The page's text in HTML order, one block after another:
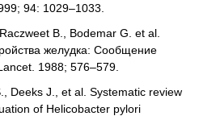
94: 1029–1033.
B., Bodemar G. et al.
желудка: Сообщение
1988; 576–579.
Deeks J., et al. Systematic review
of Helicobacter pylori